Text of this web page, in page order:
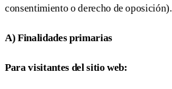
consentimiento o derecho de oposición).
A) Finalidades primarias
Para visitantes del sitio web: